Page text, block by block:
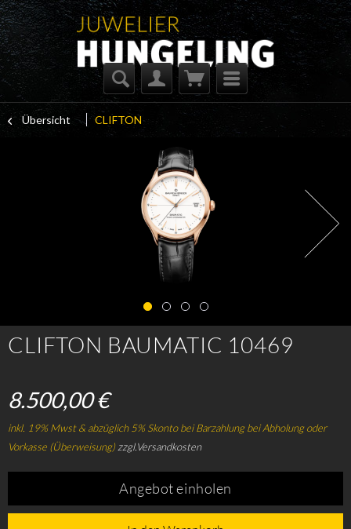
Übersicht CLIFTON
CLIFTON BAUMATIC 10469
8.500,00 €
inkl. 19% Mwst & abzüglich 5% Skonto bei Barzahlung bei Abholung oder
Vorkasse (Überweisung)zzgl.Versandkosten
Angebot einholen